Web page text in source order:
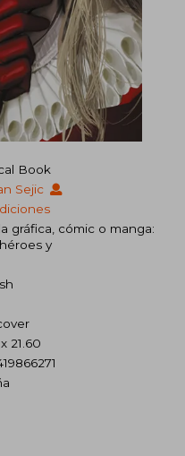
Book
Sejic
gráfica, cómic o manga:
y
21.60